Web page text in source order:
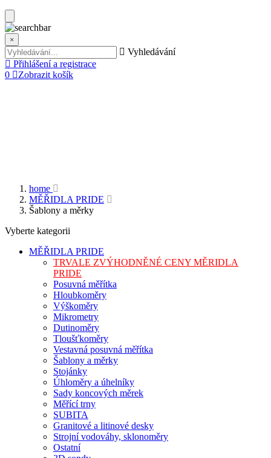
×
Vyhledávání
Přihlášení a registrace
0
Zobrazit košík
home
MĚŘIDLA PRIDE
Šablony a měrky
Vyberte kategorii
MĚŘIDLA PRIDE
TRVALE ZVÝHODNĚNÉ CENY MĚRIDLA
PRIDE
Posuvná měřítka
Hloubkoměry
Výškoměry
Mikrometry
Dutinoměry
Tloušťkoměry
Vestavná posuvná měřítka
Šablony a měrky
Stojánky
Úhloměry a úhelníky
Sady koncových měrek
Měřící trny
SUBITA
Granitové a litinové desky
Strojní vodováhy, sklonoměry
Ostatní